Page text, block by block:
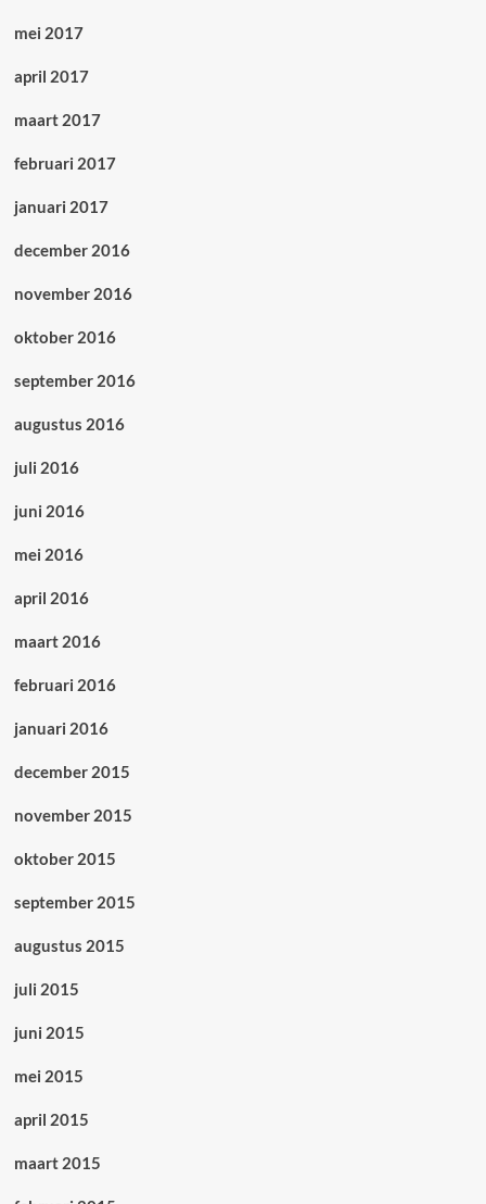
mei 2017
april 2017
maart 2017
februari 2017
januari 2017
december 2016
november 2016
oktober 2016
september 2016
augustus 2016
juli 2016
juni 2016
mei 2016
april 2016
maart 2016
februari 2016
januari 2016
december 2015
november 2015
oktober 2015
september 2015
augustus 2015
juli 2015
juni 2015
mei 2015
april 2015
maart 2015